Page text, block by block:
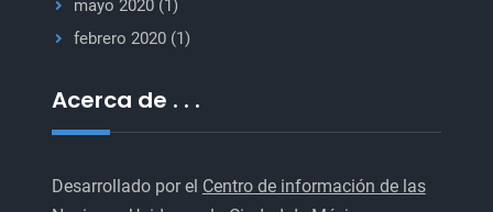
mayo 2020(1)
febrero 2020(1)
Acerca de . . .
Desarrollado por el Centro de información de las